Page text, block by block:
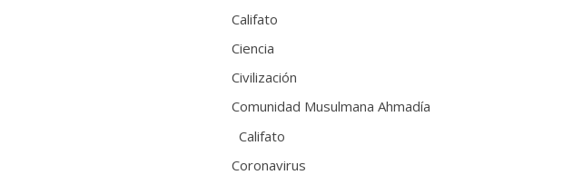
Califato
Ciencia
Civilización
Comunidad Musulmana Ahmadía
Califato
Coronavirus